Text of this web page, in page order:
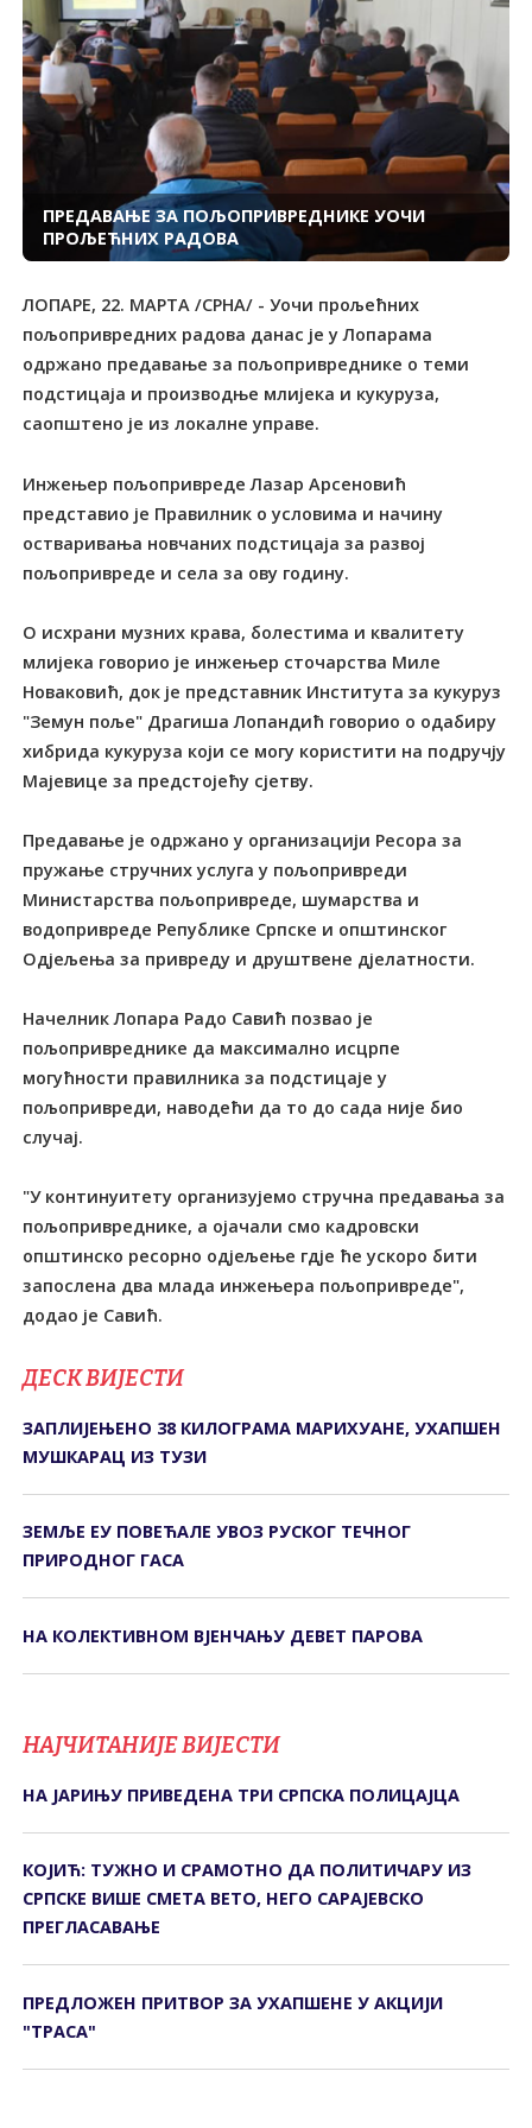
ПРЕДАВАЊЕ ЗА ПОЉОПРИВРЕДНИКЕ УОЧИ
ПРОЉЕЋНИХ РАДОВА
ЛОПАРЕ, 22. МАРТА /СРНА/ - Уочи прољећних
пољопривредних радова данас је у Лопарама
одржано предавање за пољопривреднике о теми
подстицаја и производње млијека и кукуруза,
саопштено је из локалне управе.
Инжењер пољопривреде Лазар Арсеновић
представио је Правилник о условима и начину
остваривања новчаних подстицаја за развој
пољопривреде и села за ову годину.
О исхрани музних крава, болестима и квалитету
млијека говорио је инжењер сточарства Миле
Новаковић, док је представник Института за кукуруз
"Земун поље" Драгиша Лопандић говорио о одабиру
хибрида кукуруза који се могу користити на подручју
Мајевице за предстојећу сјетву.
Предавање је одржано у организацији Ресора за
пружање стручних услуга у пољопривреди
Министарства пољопривреде, шумарства и
водопривреде Републике Српске и општинског
Одјељења за привреду и друштвене дјелатности.
Начелник Лопара Радо Савић позвао је
пољопривреднике да максимално исцрпе
могућности правилника за подстицаје у
пољопривреди, наводећи да то до сада није био
случај.
"У континуитету организујемо стручна предавања за
пољопривреднике, а ојачали смо кадровски
општинско ресорно одјељење гдје ће ускоро бити
запослена два млада инжењера пољопривреде",
додао је Савић.
ДЕСК ВИЈЕСТИ
ЗАПЛИЈЕЊЕНО 38 КИЛОГРАМА МАРИХУАНЕ, УХАПШЕН
МУШКАРАЦ ИЗ ТУЗИ
ЗЕМЉЕ ЕУ ПОВЕЋАЛЕ УВОЗ РУСКОГ ТЕЧНОГ
ПРИРОДНОГ ГАСА
НА КОЛЕКТИВНОМ ВЈЕНЧАЊУ ДЕВЕТ ПАРОВА
НАЈЧИТАНИЈЕ ВИЈЕСТИ
НА ЈАРИЊУ ПРИВЕДЕНА ТРИ СРПСКА ПОЛИЦАЈЦА
КОЈИЋ: ТУЖНО И СРАМОТНО ДА ПОЛИТИЧАРУ ИЗ
СРПСКЕ ВИШЕ СМЕТА ВЕТО, НЕГО САРАЈЕВСКО
ПРЕГЛАСАВАЊЕ
ПРЕДЛОЖЕН ПРИТВОР ЗА УХАПШЕНЕ У АКЦИЈИ
"ТРАСА"